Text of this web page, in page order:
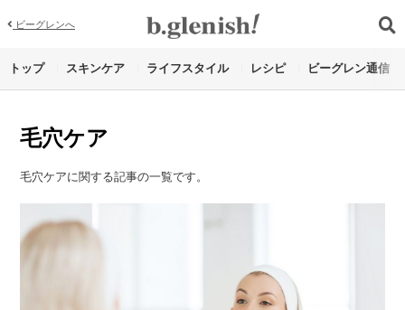
ビーグレンへ
トップ スキンケア ライフスタイル レシピ ビーグレン通信
毛穴ケア
毛穴ケアに関する記事の一覧です。